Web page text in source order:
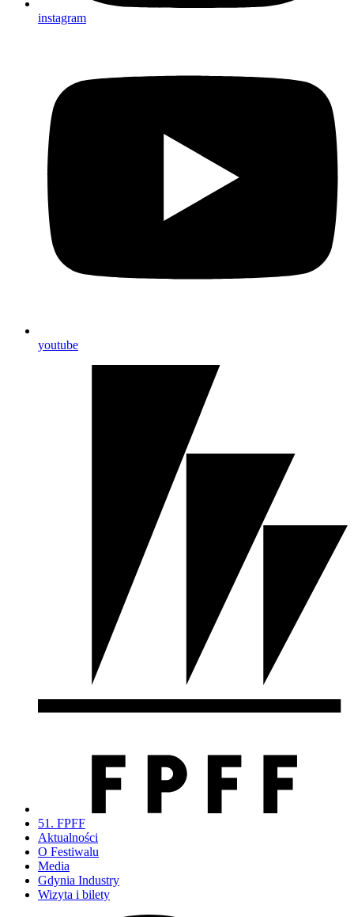
instagram
youtube
51. FPFF
Aktualności
O Festiwalu
Media
Gdynia Industry
Wizyta i bilety